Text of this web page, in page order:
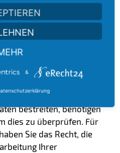
der
Daten zu
Sie sich jederzeit unter der
Adresse an uns wenden.
Ihrer bei uns gespeicherten
bestreiten, benötigen
dies zu überprüfen. Für
Sie das Recht, die
Ihrer
&